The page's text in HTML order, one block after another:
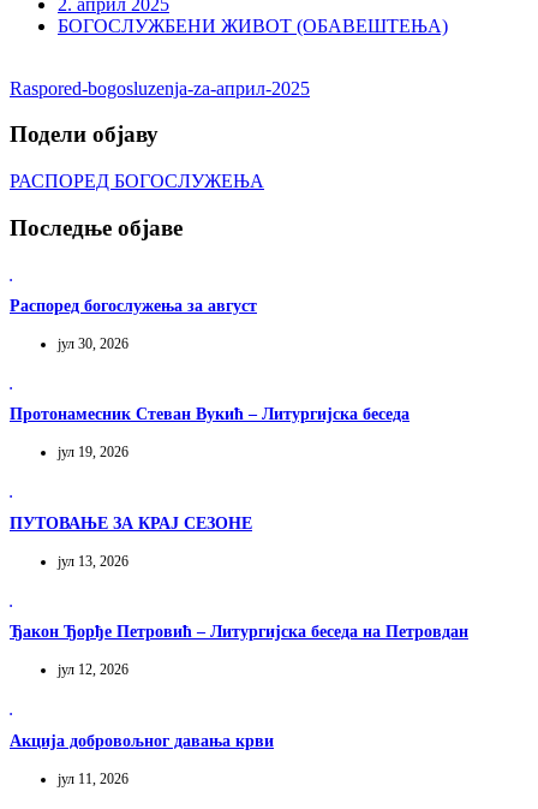
БОГОСЛУЖБЕНИ ЖИВОТ (ОБАВЕШТЕЊА)
Raspored-bogosluzenja-za-април-2025
Подели објаву
РАСПОРЕД БОГОСЛУЖЕЊА
Последње објаве
Распоред богослужења за август
јул 30, 2026
Протонамесник Стеван Вукић – Литургијска беседа
јул 19, 2026
ПУТОВАЊЕ ЗА КРАЈ СЕЗОНЕ
јул 13, 2026
Ђакон Ђорђе Петровић – Литургијска беседа на Петровдан
јул 12, 2026
Акција добровољног давања крви
јул 11, 2026